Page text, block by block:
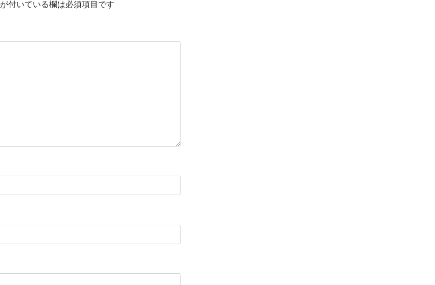
が付いている欄は必須項目です